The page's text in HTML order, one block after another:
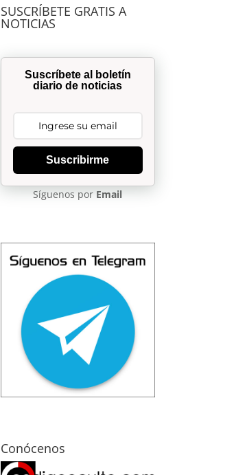
SUSCRÍBETE GRATIS A
NOTICIAS
Suscríbete al boletín
diario de noticias
Suscribirme
Síguenos por Email
Conócenos